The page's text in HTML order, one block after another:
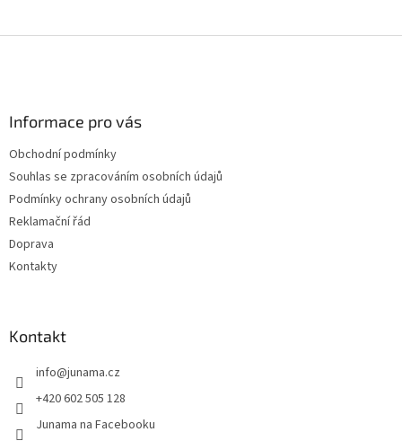
Informace pro vás
Obchodní podmínky
Souhlas se zpracováním osobních údajů
Podmínky ochrany osobních údajů
Reklamační řád
Doprava
Kontakty
Kontakt
info@junama.cz
+420 602 505 128
Junama na Facebooku